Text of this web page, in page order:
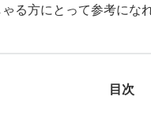
る方にとって参考にな
目次